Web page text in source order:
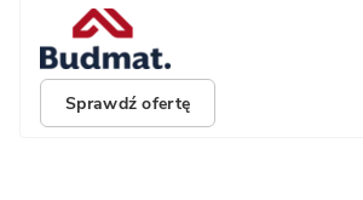
Sprawdź ofertę